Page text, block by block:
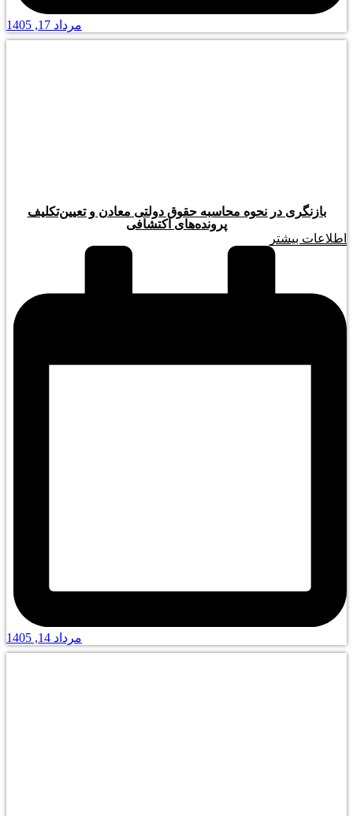
مرداد 17, 1405
بازنگری در نحوه محاسبه حقوق دولتی معادن و تعیین‌تکلیف
پرونده‌های اکتشافی
اطلاعات بیشتر
مرداد 14, 1405